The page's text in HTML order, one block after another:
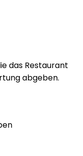
das Restaurant
abgeben.